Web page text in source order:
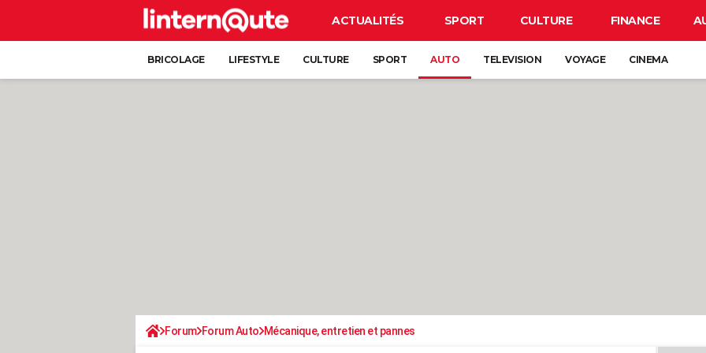
ACTUALITÉS SPORT CULTURE FINANCE
BRICOLAGE LIFESTYLE CULTURE SPORT AUTO TELEVISION VOYAGE CINEMA
Forum Forum Auto Mécanique, entretien et pannes